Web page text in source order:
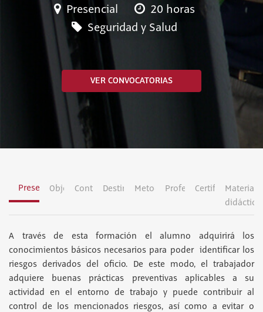
Presencial
20 horas
Seguridad y Salud
VER CONVOCATORIAS
PresentaciónObjetivosContenidosDestinatariosMetodologíaProfesoradoCertificación
Material
didáctico
A través de esta formación el alumno adquirirá los
conocimientos básicos necesarios para poder identificar los
riesgos derivados del oficio. De este modo, el trabajador
adquiere buenas prácticas preventivas aplicables a su
actividad en el entorno de trabajo y puede contribuir al
control de los mencionados riesgos, así como a evitar o